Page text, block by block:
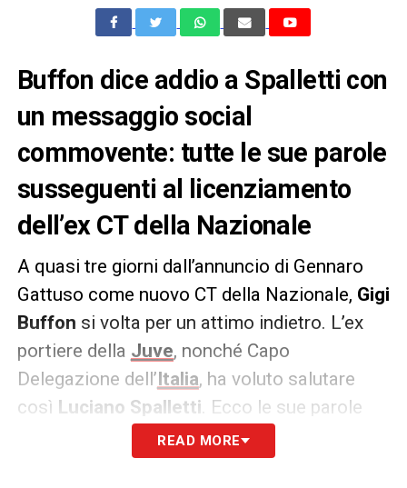
Buffon dice addio a Spalletti con
un messaggio social
commovente: tutte le sue parole
susseguenti al licenziamento
dell’ex CT della Nazionale
A quasi tre giorni dall’annuncio di Gennaro
Gattuso come nuovo CT della Nazionale, Gigi
Buffon si volta per un attimo indietro. L’ex
portiere della Juve, nonché Capo
Delegazione dell’Italia, ha voluto salutare
così Luciano Spalletti . Ecco le sue parole
d’addio apparse sul proprio profilo
READ MORE